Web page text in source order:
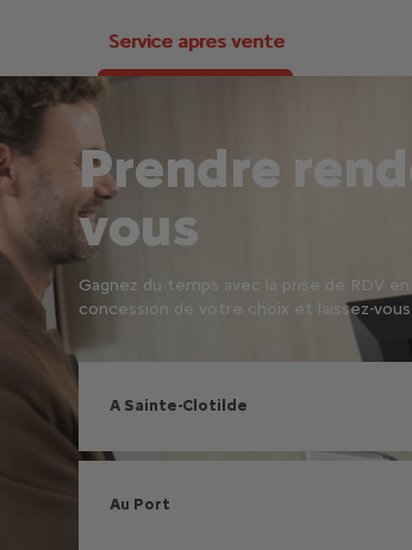
Service apres vente
Prendre
vous
Gagnez du temps avec la prise de RDV
concession de votre choix et laissez-vous
A Sainte-Clotilde
Au Port